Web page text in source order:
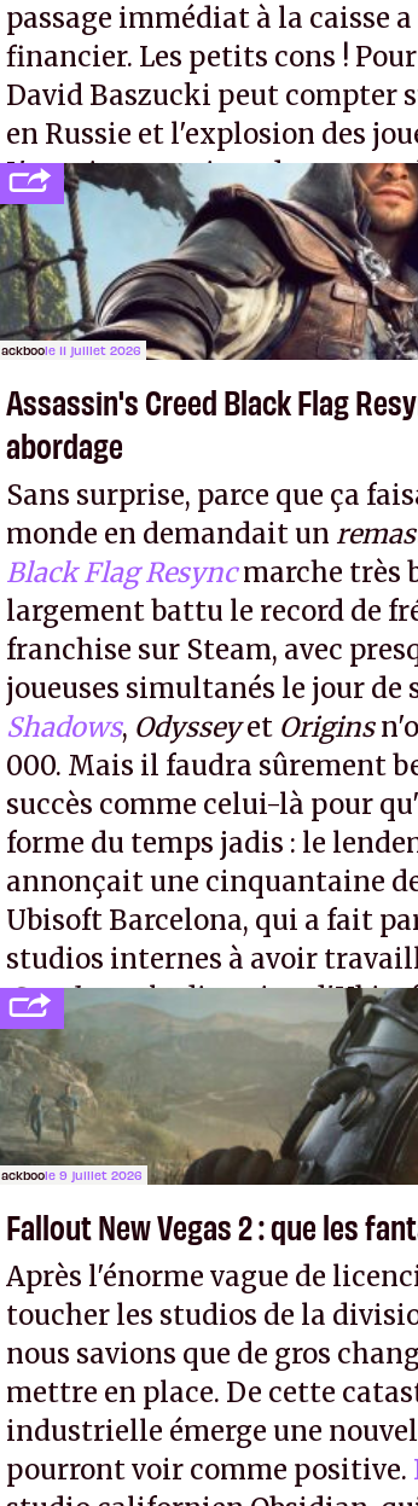
passage immédiat à la caisse
financier. Les petits cons !
David Baszucki peut compter
en Russie et l'explosion des
L'avenir appartient donc aux
jamais que des enfants avec
ackboole 11 juillet 2026
Assassin's Creed Black Flag
abordage
Sans surprise, parce que ça
monde en demandait un
Black Flag Resyncmarche très
largement battu le record de
franchise sur Steam, avec
joueuses simultanés le jour de
Shadows, Odysseyet Origins
000. Mais il faudra sûrement
succès comme celui-là pour
forme du temps jadis : le
annonçait une cinquantaine
Ubisoft Barcelona, qui a fait
studios internes à avoir
Creedsous la direction
ackboole 9 juillet 2026
Fallout New Vegas 2 : que les
Après l'énorme vague de
toucher les studios de la
nous savions que de gros
mettre en place. De cette
industrielle émerge une
pourront voir comme positive.